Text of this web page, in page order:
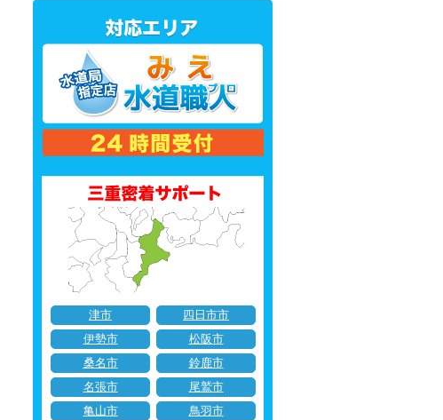
津市
四日市市
伊勢市
松阪市
桑名市
鈴鹿市
名張市
尾鷲市
亀山市
鳥羽市